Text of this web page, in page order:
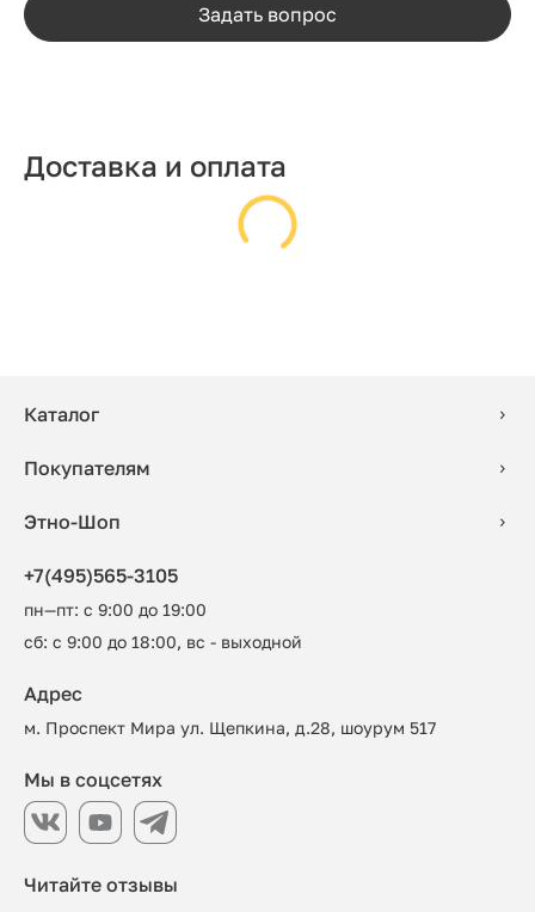
Задать вопрос
Доставка и оплата
Каталог
Покупателям
Этно-Шоп
+7(495)565-3105
пн—пт: с 9:00 до 19:00
сб: с 9:00 до 18:00, вс - выходной
Читайте отзывы
Адрес
м. Проспект Мира ул. Щепкина, д.28, шоурум 517
Мы в соцсетях